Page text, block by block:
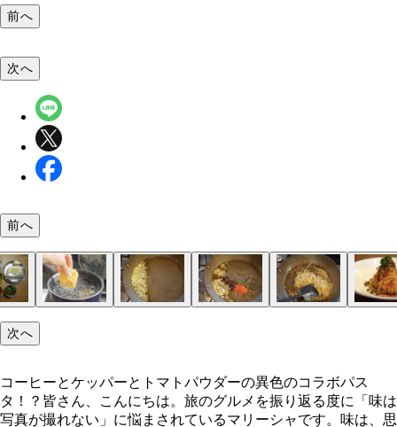
前へ
ー、コーヒーパウダー、トマトパウダー、パセリ
を入れて点火し、弱火にかける。
コーヒーパウダー、トマトパウダーを加え軽く炒
スタの茹で汁（オリーブオイルの量と同じくらい
える。
がら素早く和えたら、皿に盛り付ける。
リを飾って完成！ 盛り付けもボルケーノ感を意
した。
次へ
前へ
次へ
コーヒーとケッパーとトマトパウダーの異色のコラボパス
タ！？皆さん、こんにちは。旅のグルメを振り返る度に「味は
写真が撮れない」に悩まされているマリーシャです。味は、思